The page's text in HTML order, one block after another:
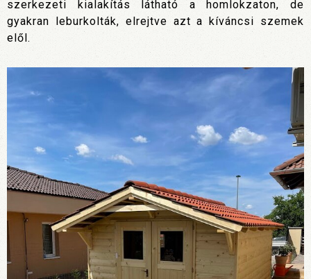
szerkezeti kialakítás látható a homlokzaton, de
gyakran leburkolták, elrejtve azt a kíváncsi szemek
elől.